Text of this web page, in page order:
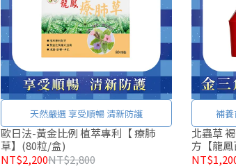
天然嚴選 享受順暢 清新防護
歐日法-黃金比例 植萃專利【 療肺
草】(80粒/盒)
NT$2,200NT$2,800
補
北蟲草
方【龍